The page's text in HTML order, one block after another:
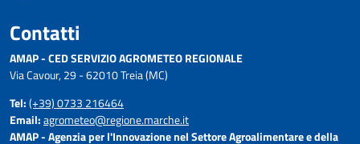
Contatti
AMAP - CED SERVIZIO AGROMETEO REGIONALE
Via Cavour, 29 - 62010 Treia (MC)
Tel:(+39) 0733 216464
Email:agrometeo@regione.marche.it
AMAP - Agenzia per l'Innovazione nel Settore Agroalimentare e della